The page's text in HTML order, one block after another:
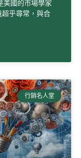
美國的市場學家
乎尋常，與合
行銷名人堂